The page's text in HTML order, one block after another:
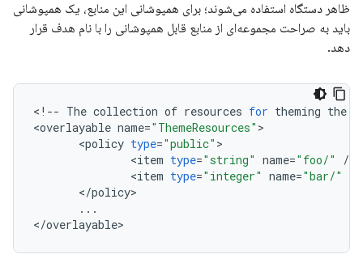
ظاهر دستگاه استفاده می‌شوند؛ برای همپوشانی این منابع، یک همپوشانی
باید به صراحت مجموعه‌ای از منابع قابل همپوشانی را با نام هدف قرار
دهد.
< ! -- The collection of resources for theming the
<overlayable name="ThemeResources"
<policy type="public"
<item type="string" name="foo/" /
<item type="integer" name="bar/"
</policy
...
</overlayable